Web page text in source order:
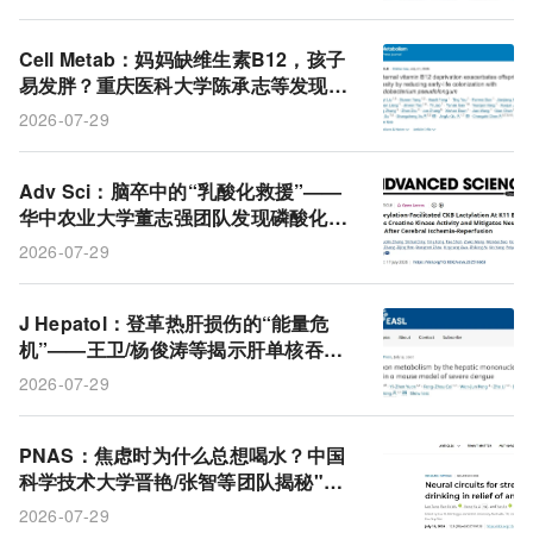
Cell Metab：妈妈缺维生素B12，孩子
易发胖？重庆医科大学陈承志等发现母
亲缺乏维生素B12加剧后代肥胖的新机
2026-07-29
Adv Sci：脑卒中的“乳酸化救援”——
华中农业大学董志强团队发现磷酸化先
给乳酸化开门，CKB激活后清除自由基
2026-07-29
J Hepatol：登革热肝损伤的“能量危
机”——王卫/杨俊涛等揭示肝单核吞噬
细胞通过BTK掐断肝细胞碳代谢
2026-07-29
PNAS：焦虑时为什么总想喝水？中国
科学技术大学晋艳/张智等团队揭秘"喝
水压惊"的机理
2026-07-29